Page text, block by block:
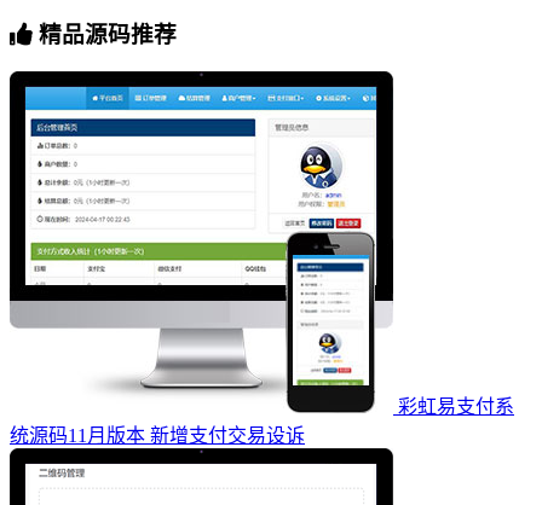
精品源码推荐
彩虹易支付系
统源码11月版本 新增支付交易设诉